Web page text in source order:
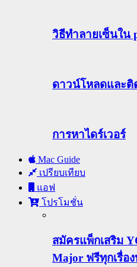
วิธีทําลายเซ็นใน
ดาวน์โหลดและติ
การหาไดร์เวอร์
Mac Guide
เปรียบเทียบ
แอฟ
โปรโมชั่น
สมัครแพ็กเสริม
Major ฟรีทุกเรื่อ